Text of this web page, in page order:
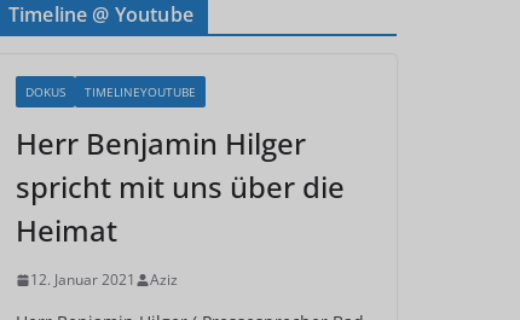
Timeline @ Youtube
DOKUS TIMELINEYOUTUBE
Herr Benjamin Hilger
spricht mit uns über die
Heimat
12. Januar 2021 Aziz